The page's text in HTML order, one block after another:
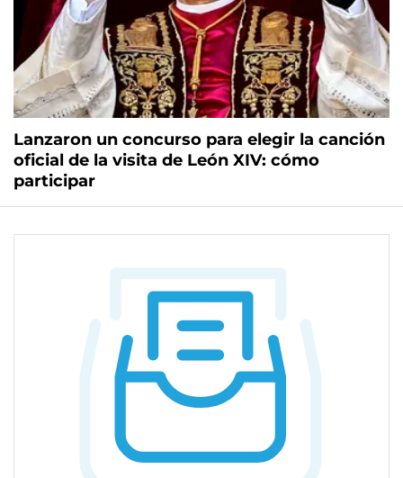
Lanzaron un concurso para elegir la canción
oficial de la visita de León XIV: cómo
participar